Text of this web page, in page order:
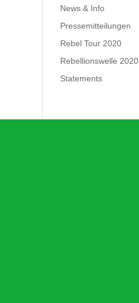
News & Info
Pressemitteilungen
Rebel Tour 2020
Rebellionswelle 2020
Statements